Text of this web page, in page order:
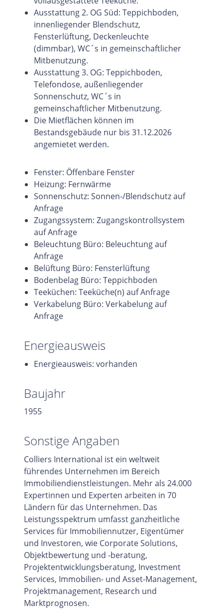
Ausstattung 2. OG Süd: Teppichboden,
innenliegender Blendschutz,
Fensterlüftung, Deckenleuchte
(dimmbar), WC´s in gemeinschaftlicher
Mitbenutzung.
Ausstattung 3. OG: Teppichboden,
Telefondose, außenliegender
Sonnenschutz, WC´s in
gemeinschaftlicher Mitbenutzung.
Die Mietflächen können im
Bestandsgebäude nur bis 31.12.2026
angemietet werden.
Fenster: Öffenbare Fenster
Heizung: Fernwärme
Sonnenschutz: Sonnen-/Blendschutz auf
Anfrage
Zugangssystem: Zugangskontrollsystem
auf Anfrage
Beleuchtung Büro: Beleuchtung auf
Anfrage
Belüftung Büro: Fensterlüftung
Bodenbelag Büro: Teppichboden
Teeküchen: Teeküche(n) auf Anfrage
Verkabelung Büro: Verkabelung auf
Anfrage
Energieausweis
Energieausweis: vorhanden
Baujahr
1955
Sonstige Angaben
Colliers International ist ein weltweit
führendes Unternehmen im Bereich
Immobiliendienstleistungen. Mehr als 24.000
Expertinnen und Experten arbeiten in 70
Ländern für das Unternehmen. Das
Leistungsspektrum umfasst ganzheitliche
Services für Immobiliennutzer, Eigentümer
und Investoren, wie Corporate Solutions,
Objektbewertung und -beratung,
Projektentwicklungsberatung, Investment
Services, Immobilien- und Asset-Management,
Projektmanagement, Research und
Marktprognosen.